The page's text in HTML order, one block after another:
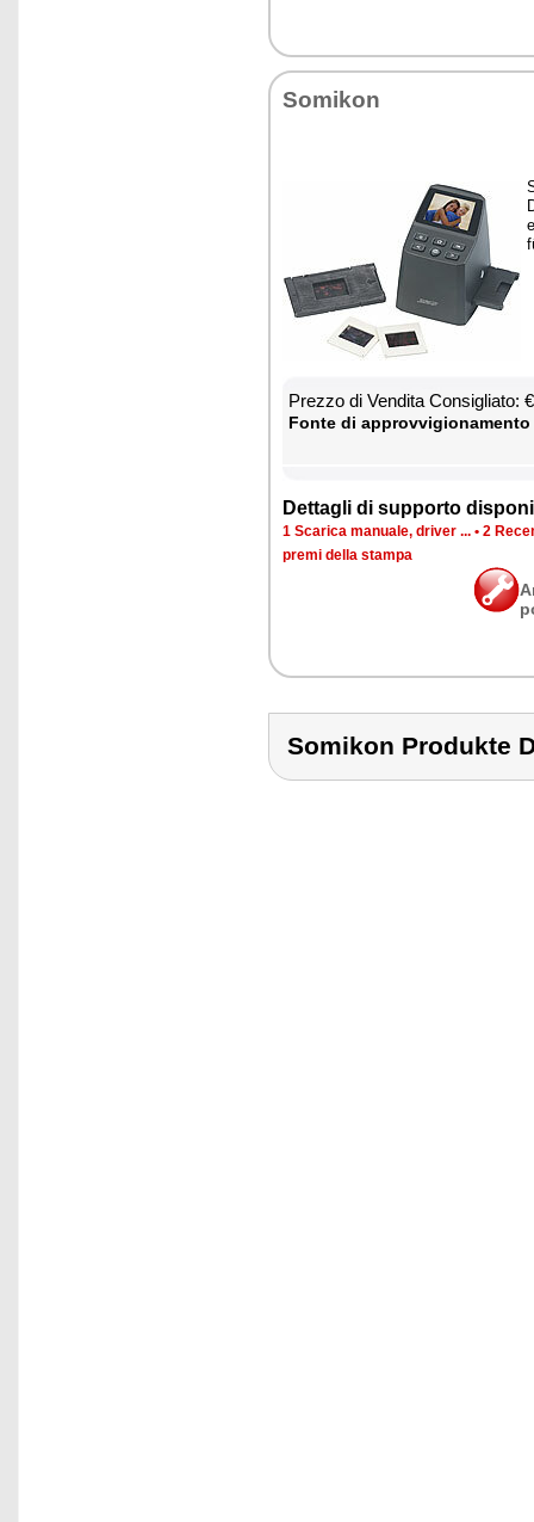
So­mi­kon
Prez­zo di Ven­di­ta Con­si­glia­to:
Fon­te di
Det­ta­gli di sup­por­to
1 Sca­ri­ca ma­nua­le, dri­ver ... • 2
pre­mi del­la stam­pa
Somikon Produkte